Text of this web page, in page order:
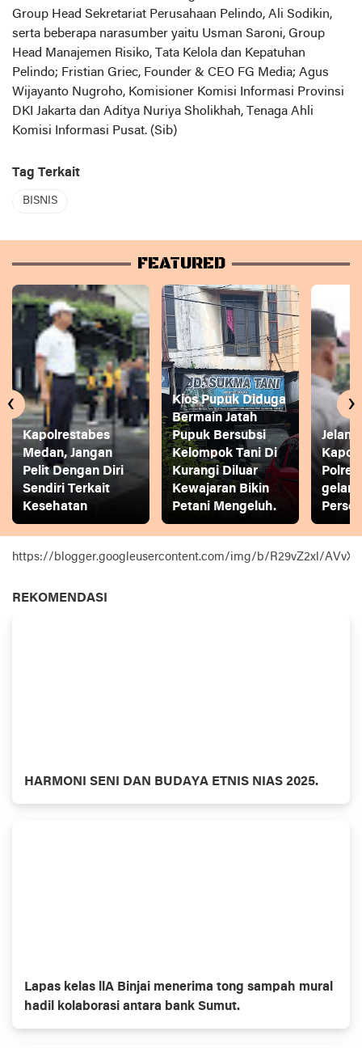
Group Head Sekretariat Perusahaan Pelindo, Ali Sodikin,
serta beberapa narasumber yaitu Usman Saroni, Group
Head Manajemen Risiko, Tata Kelola dan Kepatuhan
Pelindo; Fristian Griec, Founder & CEO FG Media; Agus
Wijayanto Nugroho, Komisioner Komisi Informasi Provinsi
DKI Jakarta dan Aditya Nuriya Sholikhah, Tenaga Ahli
Komisi Informasi Pusat. (Sib)
Tag Terkait
BISNIS
FEATURED
Kapolrestabes
Medan, Jangan
Pelit Dengan Diri
Sendiri Terkait
Kesehatan
Kios Pupuk Diduga
Bermain Jatah
Pupuk Bersubsi
Kelompok Tani Di
Kurangi Diluar
Kewajaran Bikin
Petani Mengeluh.
gelar
‹ ›
https://blogger.googleusercontent.com/img/b/R29vZ2xl/
REKOMENDASI
HARMONI SENI DAN BUDAYA ETNIS NIAS 2025.
Lapas kelas llA Binjai menerima tong sampah mural
hadil kolaborasi antara bank Sumut.